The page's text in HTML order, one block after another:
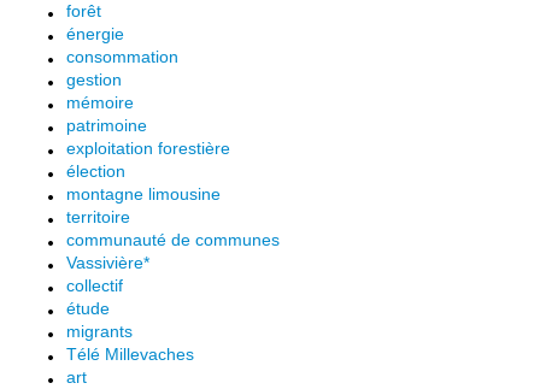
forêt
énergie
consommation
gestion
mémoire
patrimoine
exploitation forestière
élection
montagne limousine
territoire
communauté de communes
Vassivière*
collectif
étude
migrants
Télé Millevaches
art